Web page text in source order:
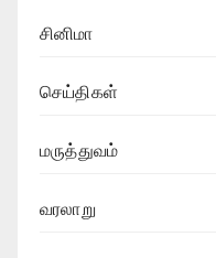
சினிமா
செய்திகள்
மருத்துவம்
வரலாறு